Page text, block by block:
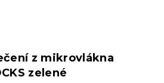
z mikrovlákna
zelené